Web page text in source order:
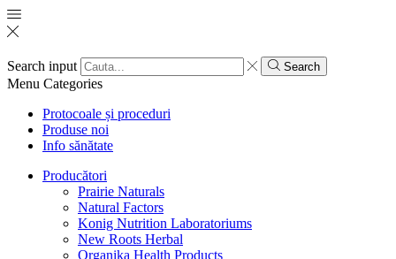
Search input Search
Menu Categories
Protocoale și proceduri
Produse noi
Info sănătate
Producători
Prairie Naturals
Natural Factors
Konig Nutrition Laboratoriums
New Roots Herbal
Organika Health Products